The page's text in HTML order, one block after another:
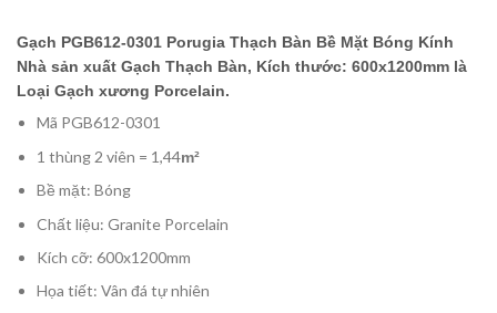
Gạch PGB612-0301 Porugia Thạch Bàn Bề Mặt Bóng Kính
Nhà sản xuất Gạch Thạch Bàn, Kích thước: 600x1200mm là
Loại Gạch xương Porcelain.
Mã PGB612-0301
1 thùng 2 viên = 1,44m²
Bề mặt: Bóng
Chất liệu: Granite Porcelain
Kích cỡ: 600x1200mm
Họa tiết: Vân đá tự nhiên